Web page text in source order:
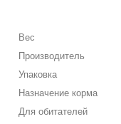
Вес
Производитель
Упаковка
Назначение корма
Для обитателей